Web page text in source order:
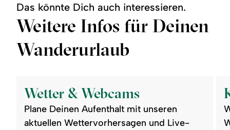
Das könnte Dich auch interessieren.
Weitere Infos für Deinen
Wanderurlaub
Wetter & Webcams
Plane Deinen Aufenthalt mit unseren
aktuellen Wettervorhersagen und Live-
Wetter
Webcams